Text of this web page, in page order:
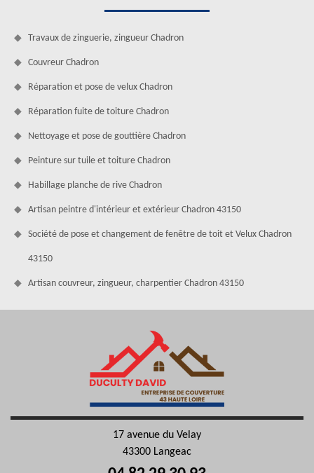
Travaux de zinguerie, zingueur Chadron
Couvreur Chadron
Réparation et pose de velux Chadron
Réparation fuite de toiture Chadron
Nettoyage et pose de gouttière Chadron
Peinture sur tuile et toiture Chadron
Habillage planche de rive Chadron
Artisan peintre d'intérieur et extérieur Chadron 43150
Société de pose et changement de fenêtre de toit et Velux Chadron
43150
Artisan couvreur, zingueur, charpentier Chadron 43150
17 avenue du Velay
43300 Langeac